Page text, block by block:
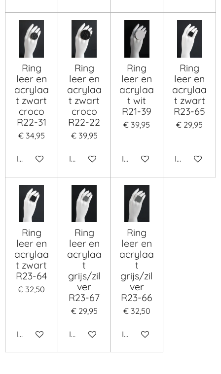
Ring
leer en
acrylaa
t zwart
croco
R22-31
€ 34,95
In winkelwagen
Ring
leer en
acrylaa
t zwart
croco
R22-22
€ 39,95
In winkelwagen
Ring
leer en
acrylaa
t wit
R21-39
€ 39,95
In winkelwagen
Ring
leer en
acrylaa
t zwart
R23-65
€ 29,95
In
Ring
leer en
acrylaa
t zwart
R23-64
€ 32,50
In winkelwagen
Ring
leer en
acrylaa
t
grijs/zil
ver
R23-67
€ 29,95
In winkelwagen
Ring
leer en
acrylaa
t
grijs/zil
ver
R23-66
€ 32,50
In winkelwagen